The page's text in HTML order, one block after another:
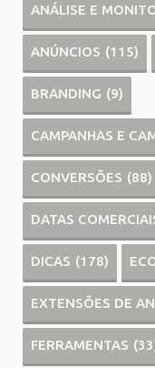
ANÁLISE E
ANÚNCIOS (115)
BRANDING (9)
CAMPANHAS E
CONVERSÕES (88)
DATAS
DICAS (178)
EXTENSÕES DE
FERRAMENTAS